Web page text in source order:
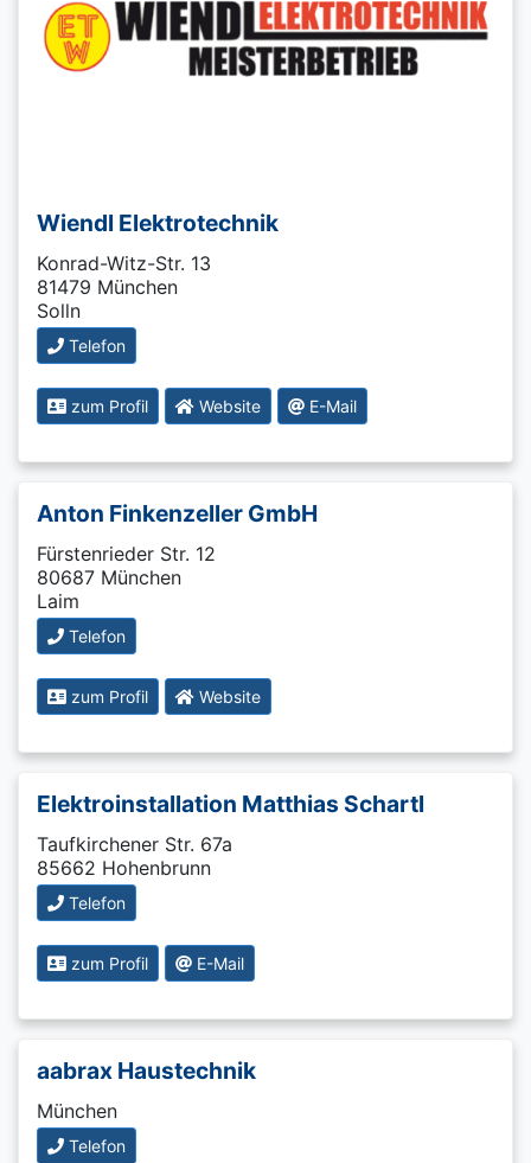
Wiendl Elektrotechnik
Konrad-Witz-Str. 13
81479 München
Solln
Telefon
zum Profil Website E-Mail
Anton Finkenzeller GmbH
Fürstenrieder Str. 12
80687 München
Laim
Telefon
zum Profil Website
Elektroinstallation Matthias Schartl
Taufkirchener Str. 67a
85662 Hohenbrunn
Telefon
zum Profil E-Mail
aabrax Haustechnik
München
Telefon